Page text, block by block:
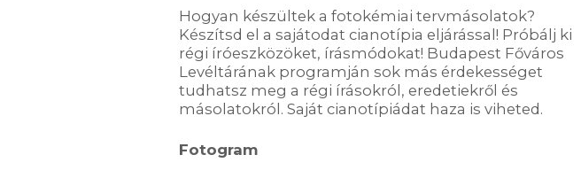
Hogyan készültek a fotokémiai tervmásolatok?
Készítsd el a sajátodat cianotípia eljárással! Próbálj ki
régi íróeszközöket, írásmódokat! Budapest Főváros
Levéltárának programján sok más érdekességet
tudhatsz meg a régi írásokról, eredetiekről és
másolatokról. Saját cianotípiádat haza is viheted.
Fotogram